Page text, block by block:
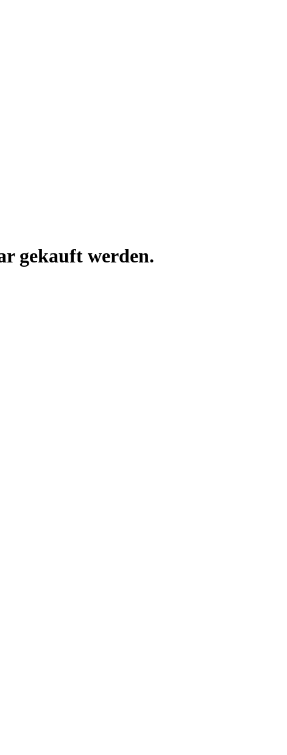
gekauft werden.